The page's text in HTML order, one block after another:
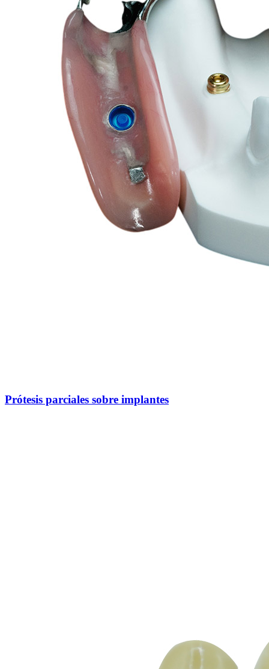
Prótesis parciales sobre implantes